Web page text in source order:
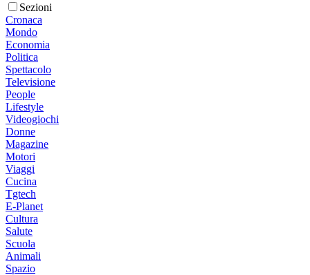
Sezioni
Cronaca
Mondo
Economia
Politica
Spettacolo
Televisione
People
Lifestyle
Videogiochi
Donne
Magazine
Motori
Viaggi
Cucina
Tgtech
E-Planet
Cultura
Salute
Scuola
Animali
Spazio